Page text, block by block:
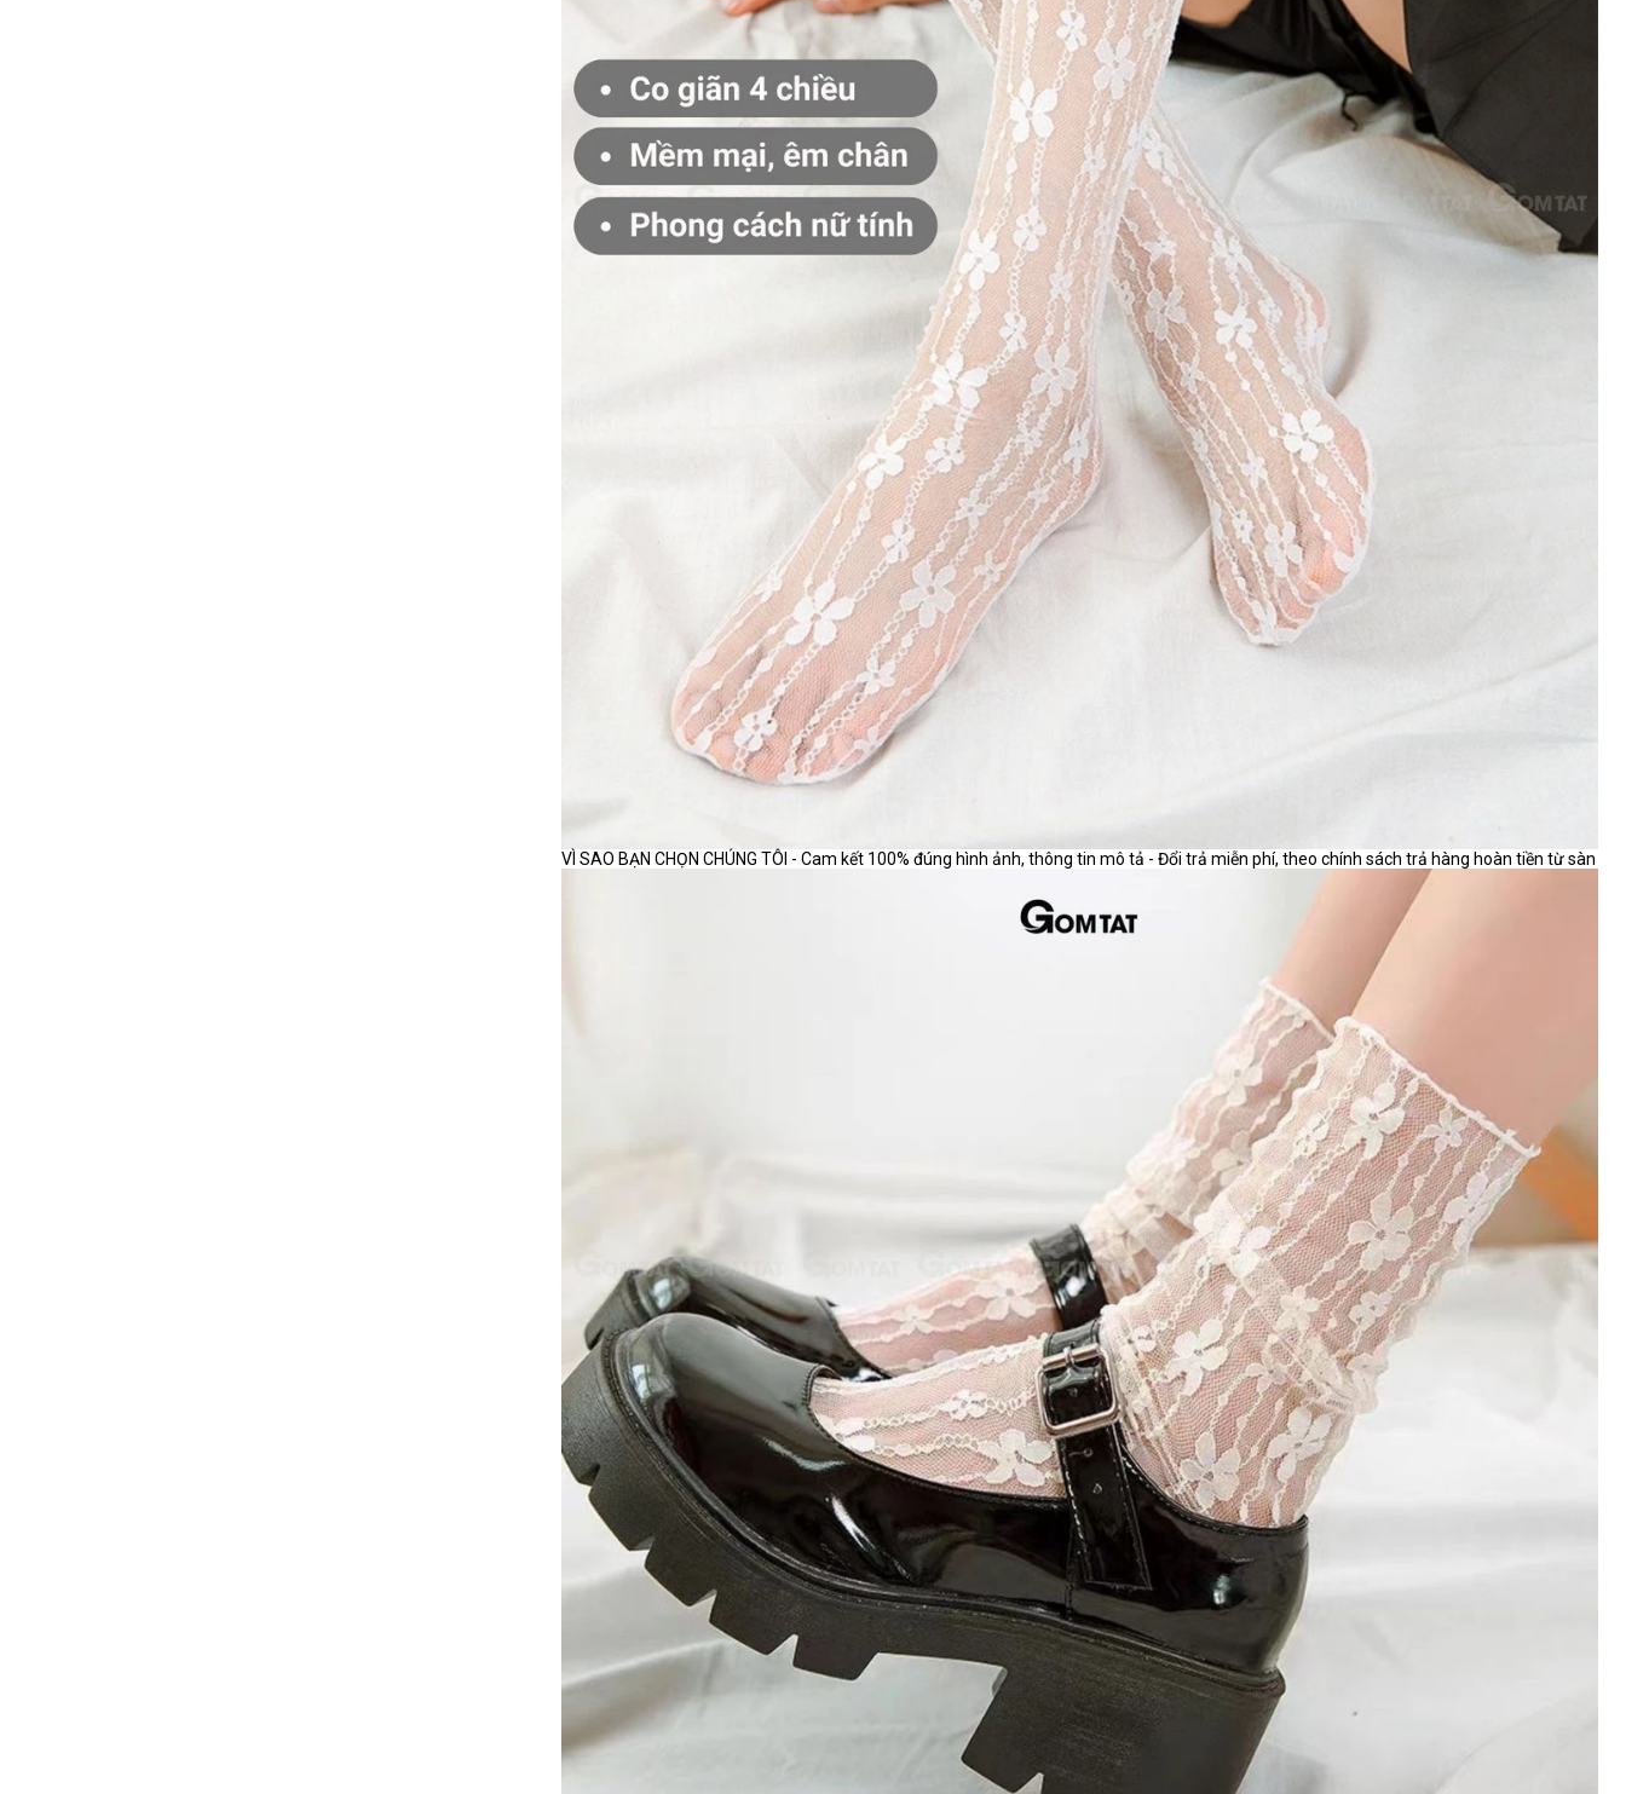
VÌ SAO BẠN CHỌN CHÚNG TÔI - Cam kết 100% đúng hình ảnh, thông tin mô tả - Đổi trả miễn phí, theo chính sách trả hàng hoàn tiền từ sàn